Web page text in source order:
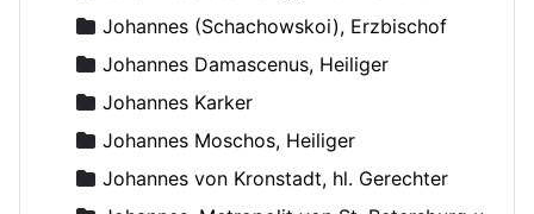
Johannes (Schachowskoi), Erzbischof
Johannes Damascenus, Heiliger
Johannes Karker
Johannes Moschos, Heiliger
Johannes von Kronstadt, hl. Gerechter